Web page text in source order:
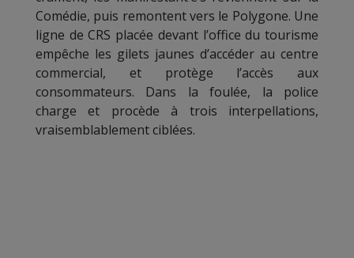
Comédie, puis remontent vers le Polygone. Une
ligne de CRS placée devant l’office du tourisme
empêche les gilets jaunes d’accéder au centre
commercial, et protège l’accès aux
consommateurs. Dans la foulée, la police
charge et procède à trois interpellations,
vraisemblablement ciblées.